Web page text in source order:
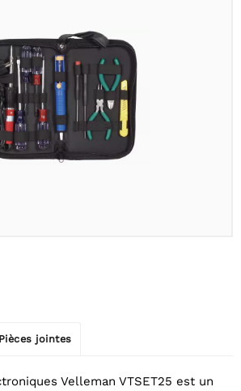
Pièces jointes
Velleman VTSET25 est un